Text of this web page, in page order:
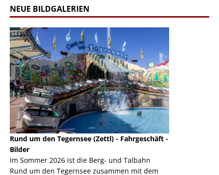
NEUE BILDGALERIEN
Rund um den Tegernsee (Zettl) - Fahrgeschäft -
Bilder
Im Sommer 2026 ist die Berg- und Talbahn
Rund um den Tegernsee zusammen mit dem